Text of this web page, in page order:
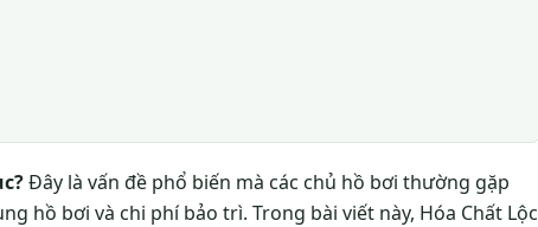
Đây là vấn đề phổ biến mà các chủ hồ bơi thường gặp
hồ bơi và chi phí bảo trì. Trong bài viết này, Hóa Chất Lộc